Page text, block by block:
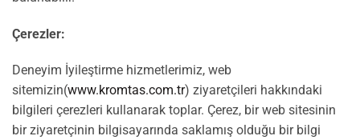
Çerezler:
Deneyim İyileştirme hizmetlerimiz, web
sitemizin(www.kromtas.com.tr) ziyaretçileri hakkındaki
bilgileri çerezleri kullanarak toplar. Çerez, bir web sitesinin
bir ziyaretçinin bilgisayarında saklamış olduğu bir bilgi